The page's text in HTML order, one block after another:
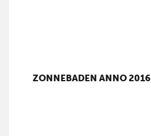
ZONNEBADEN ANNO 2016